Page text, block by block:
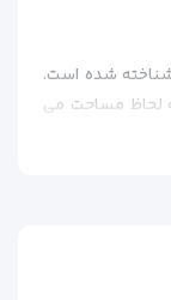
شده است.
لحاظ مساحت می
هتل جهانگردی